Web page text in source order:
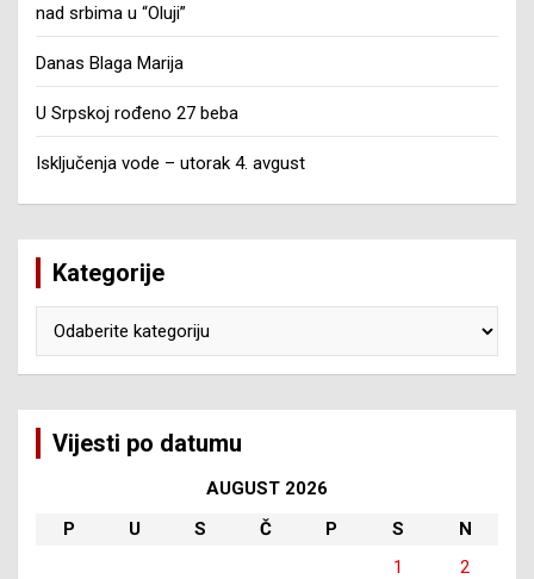
nad srbima u “Oluji”
Danas Blaga Marija
U Srpskoj rođeno 27 beba
Isključenja vode – utorak 4. avgust
Kategorije
Vijesti po datumu
AUGUST 2026
P
U S Č P S
N
1
2